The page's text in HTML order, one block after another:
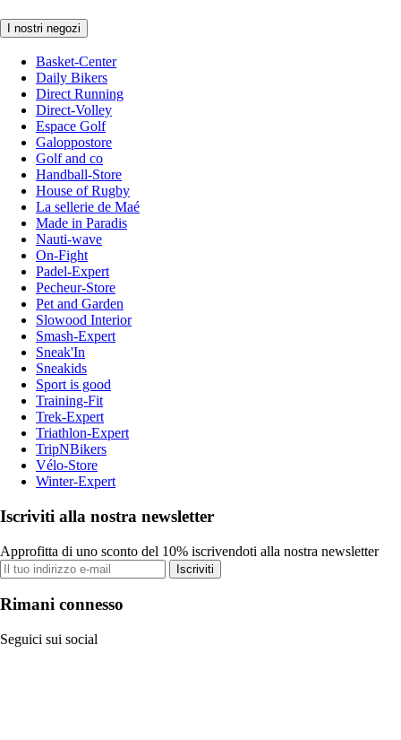
I nostri negozi
Basket-Center
Daily Bikers
Direct Running
Direct-Volley
Espace Golf
Galoppostore
Golf and co
Handball-Store
House of Rugby
La sellerie de Maé
Made in Paradis
Nauti-wave
On-Fight
Padel-Expert
Pecheur-Store
Pet and Garden
Slowood Interior
Smash-Expert
Sneak'In
Sneakids
Sport is good
Training-Fit
Trek-Expert
Triathlon-Expert
TripNBikers
Vélo-Store
Winter-Expert
Iscriviti alla nostra newsletter
Approfitta di uno sconto del 10% iscrivendoti alla nostra newsletter
Iscriviti
Rimani connesso
Seguici sui social